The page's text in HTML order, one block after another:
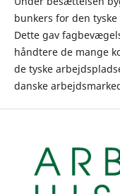
bunkers for den
Dette gav
håndtere de mange
de tyske
danske